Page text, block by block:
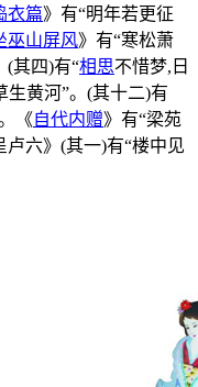
衣篇》有“明年若更征
巫山屏风》有“寒松萧
(其四)有“相思不惜梦,日
生黄河”。(其十二)有
《自代内赠》有“梁苑
六》(其一)有“楼中见